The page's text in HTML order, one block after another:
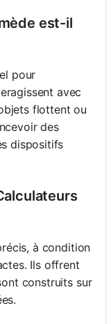
est-il
pour
avec
flottent ou
des
dispositifs
à condition
Ils offrent
construits sur